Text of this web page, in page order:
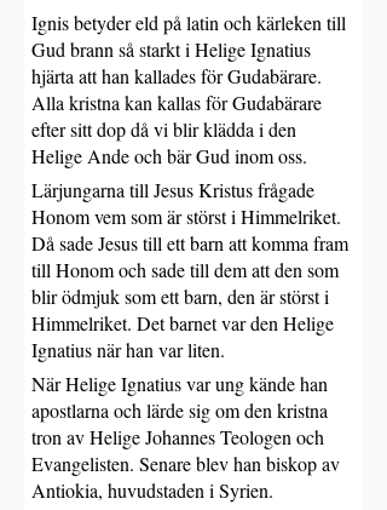
Ignis betyder eld på latin och kärleken till
Gud brann så starkt i Helige Ignatius
hjärta att han kallades för Gudabärare.
Alla kristna kan kallas för Gudabärare
efter sitt dop då vi blir klädda i den
Helige Ande och bär Gud inom oss.
Lärjungarna till Jesus Kristus frågade
Honom vem som är störst i Himmelriket.
Då sade Jesus till ett barn att komma fram
till Honom och sade till dem att den som
blir ödmjuk som ett barn, den är störst i
Himmelriket. Det barnet var den Helige
Ignatius när han var liten.
När Helige Ignatius var ung kände han
apostlarna och lärde sig om den kristna
tron av Helige Johannes Teologen och
Evangelisten. Senare blev han biskop av
Antiokia, huvudstaden i Syrien.